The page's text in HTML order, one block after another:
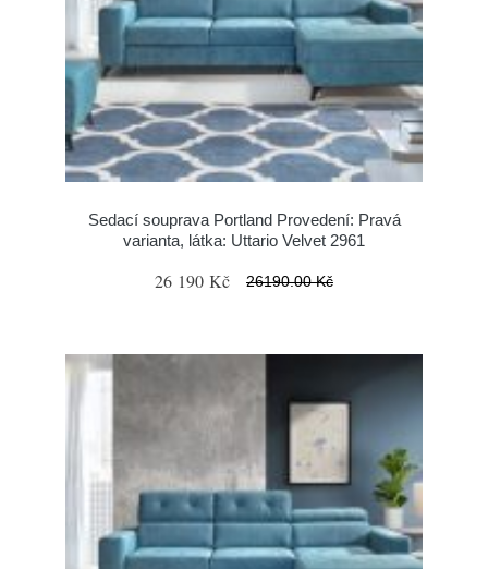
Sedací souprava Portland Provedení: Pravá
varianta, látka: Uttario Velvet 2961
26 190 Kč 26190.00 Kč